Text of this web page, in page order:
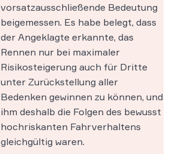
vorsatzausschließende Bedeutung
beigemessen. Es habe belegt, dass
der Angeklagte erkannte, das
Rennen nur bei maximaler
Risikosteigerung auch für Dritte
unter Zurückstellung aller
Bedenken gewinnen zu können, und
ihm deshalb die Folgen des bewusst
hochriskanten Fahrverhaltens
gleichgültig waren.